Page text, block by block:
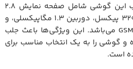
برخی از ویژگی‌های جذاب این گوشی شامل صفحه نمایش 2.8
اینچی با وضوح 240 در 320 پیکسل، دوربین 1.3 مگاپیکسلی، و
قابلیت اتصال به شبکه GSM می‌باشد. این ویژگی‌ها باعث جلب
و گوشی را به یک انتخاب مناسب برای
است.